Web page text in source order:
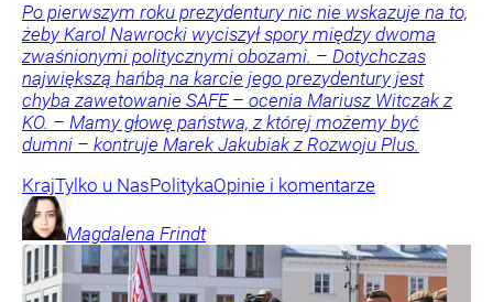
Po pierwszym roku prezydentury nic nie wskazuje na to,
żeby Karol Nawrocki wyciszył spory między dwoma
zwaśnionymi politycznymi obozami. – Dotychczas
największą hańbą na karcie jego prezydentury jest
chyba zawetowanie SAFE – ocenia Mariusz Witczak z
KO. – Mamy głowę państwa, z której możemy być
dumni – kontruje Marek Jakubiak z Rozwoju Plus.
KrajTylko u NasPolitykaOpinie i komentarze
Magdalena Frindt